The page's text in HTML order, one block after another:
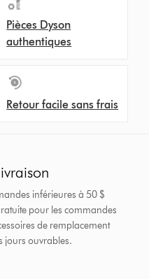
Pièces Dyson
authentiques
Retour facile sans frais
inférieures à 50 $
pour les commandes
de remplacement
jours ouvrables.